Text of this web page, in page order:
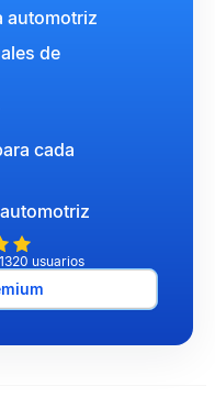
automotriz
de
cada
usuarios